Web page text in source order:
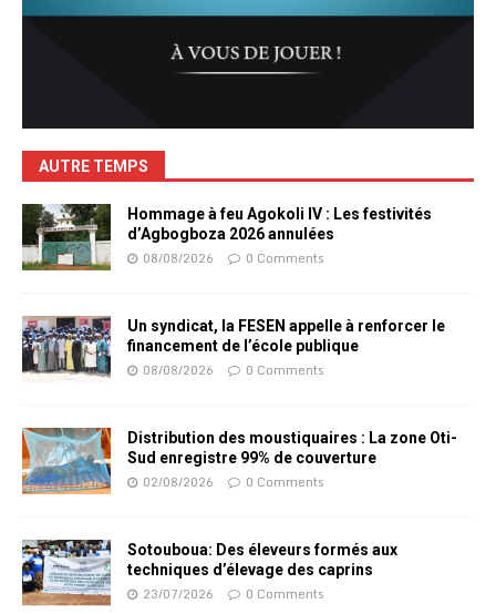
AUTRE TEMPS
Hommage à feu Agokoli IV : Les festivités
d’Agbogboza 2026 annulées
08/08/2026 0 Comments
Un syndicat, la FESEN appelle à renforcer le
financement de l’école publique
08/08/2026 0 Comments
Distribution des moustiquaires : La zone Oti-
Sud enregistre 99% de couverture
02/08/2026 0 Comments
Sotouboua: Des éleveurs formés aux
techniques d’élevage des caprins
23/07/2026 0 Comments